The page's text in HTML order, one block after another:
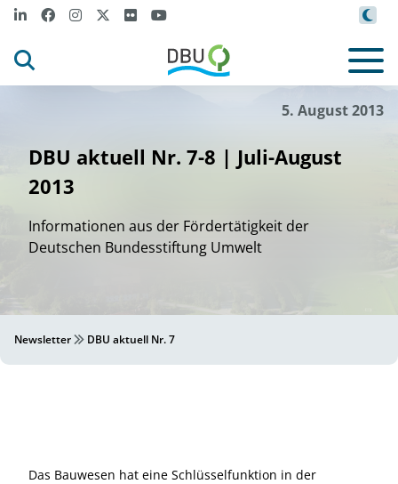
5. August 2013
DBU aktuell Nr. 7-8 | Juli-August
2013
Informationen aus der Fördertätigkeit der
Deutschen Bundesstiftung Umwelt
Newsletter DBU aktuell Nr. 7
Das Bauwesen hat eine Schlüsselfunktion in der